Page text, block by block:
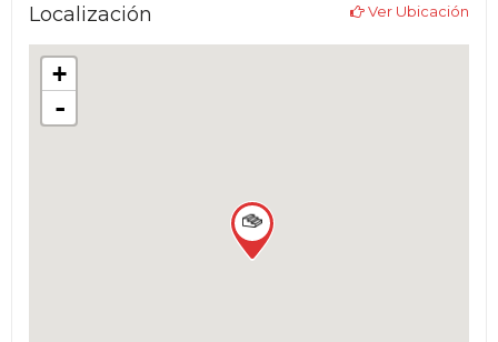
Localización Ver Ubicación
+
-